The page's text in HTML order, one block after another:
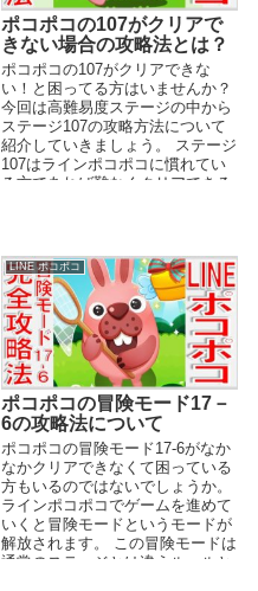
ポコポコの107がクリアで
きない場合の攻略法とは？
ポコポコの107がクリアできな
い！と困ってる方はいませんか？
今回は高難易度ステージの中から
ステージ107の攻略方法について
紹介していきましょう。 ステージ
107はラインポコポコに慣れてい
る方であれば難なくクリアできる
LINE ポコポコ
ポコポコの冒険モード17－
6の攻略法について
ポコポコの冒険モード17‐6がなか
なかクリアできなくて困っている
方もいるのではないでしょうか。
ラインポコポコでゲームを進めて
いくと冒険モードというモードが
解放されます。 この冒険モードは
通常のステージとは違うルールと